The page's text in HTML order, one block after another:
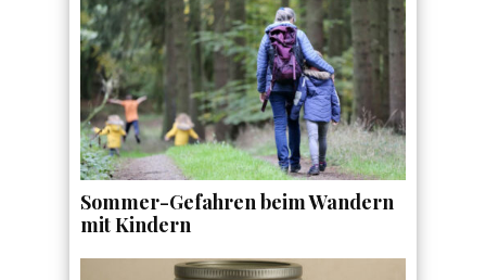
Sommer-Gefahren beim Wandern
mit Kindern